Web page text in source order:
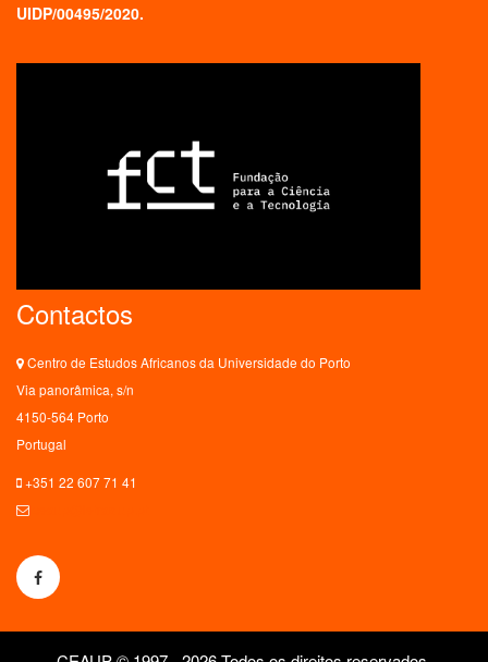
UIDP/00495/2020.
Contactos
Centro de Estudos Africanos da Universidade do Porto
Via panorâmica, s/n
4150-564 Porto
Portugal
+351 22 607 71 41